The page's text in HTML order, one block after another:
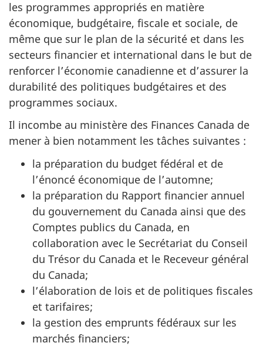
les programmes appropriés en matière
économique, budgétaire, fiscale et sociale, de
même que sur le plan de la sécurité et dans les
secteurs financier et international dans le but de
renforcer l’économie canadienne et d’assurer la
durabilité des politiques budgétaires et des
programmes sociaux.
Il incombe au ministère des Finances Canada de
mener à bien notamment les tâches suivantes :
la préparation du budget fédéral et de
l’énoncé économique de l’automne;
la préparation du Rapport financier annuel
du gouvernement du Canada ainsi que des
Comptes publics du Canada, en
collaboration avec le Secrétariat du Conseil
du Trésor du Canada et le Receveur général
du Canada;
l’élaboration de lois et de politiques fiscales
et tarifaires;
la gestion des emprunts fédéraux sur les
marchés financiers;